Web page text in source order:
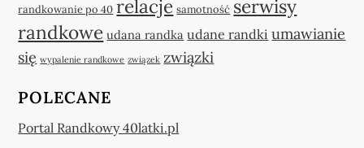
randkowanie po 40 relacje samotność serwisy
randkowe udana randka udane randki umawianie
się wypalenie randkowe związek związki
POLECANE
Portal Randkowy 40latki.pl